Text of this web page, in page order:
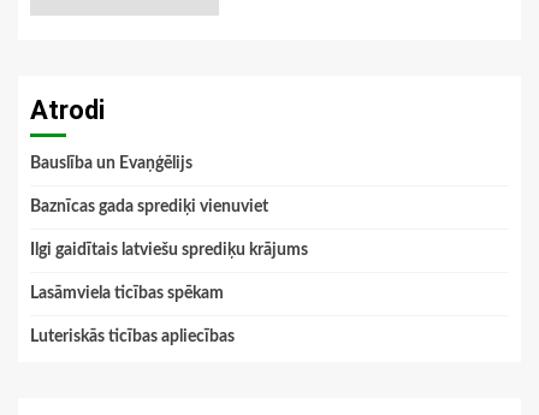
Atrodi
Bauslība un Evaņģēlijs
Baznīcas gada sprediķi vienuviet
Ilgi gaidītais latviešu sprediķu krājums
Lasāmviela ticības spēkam
Luteriskās ticības apliecības